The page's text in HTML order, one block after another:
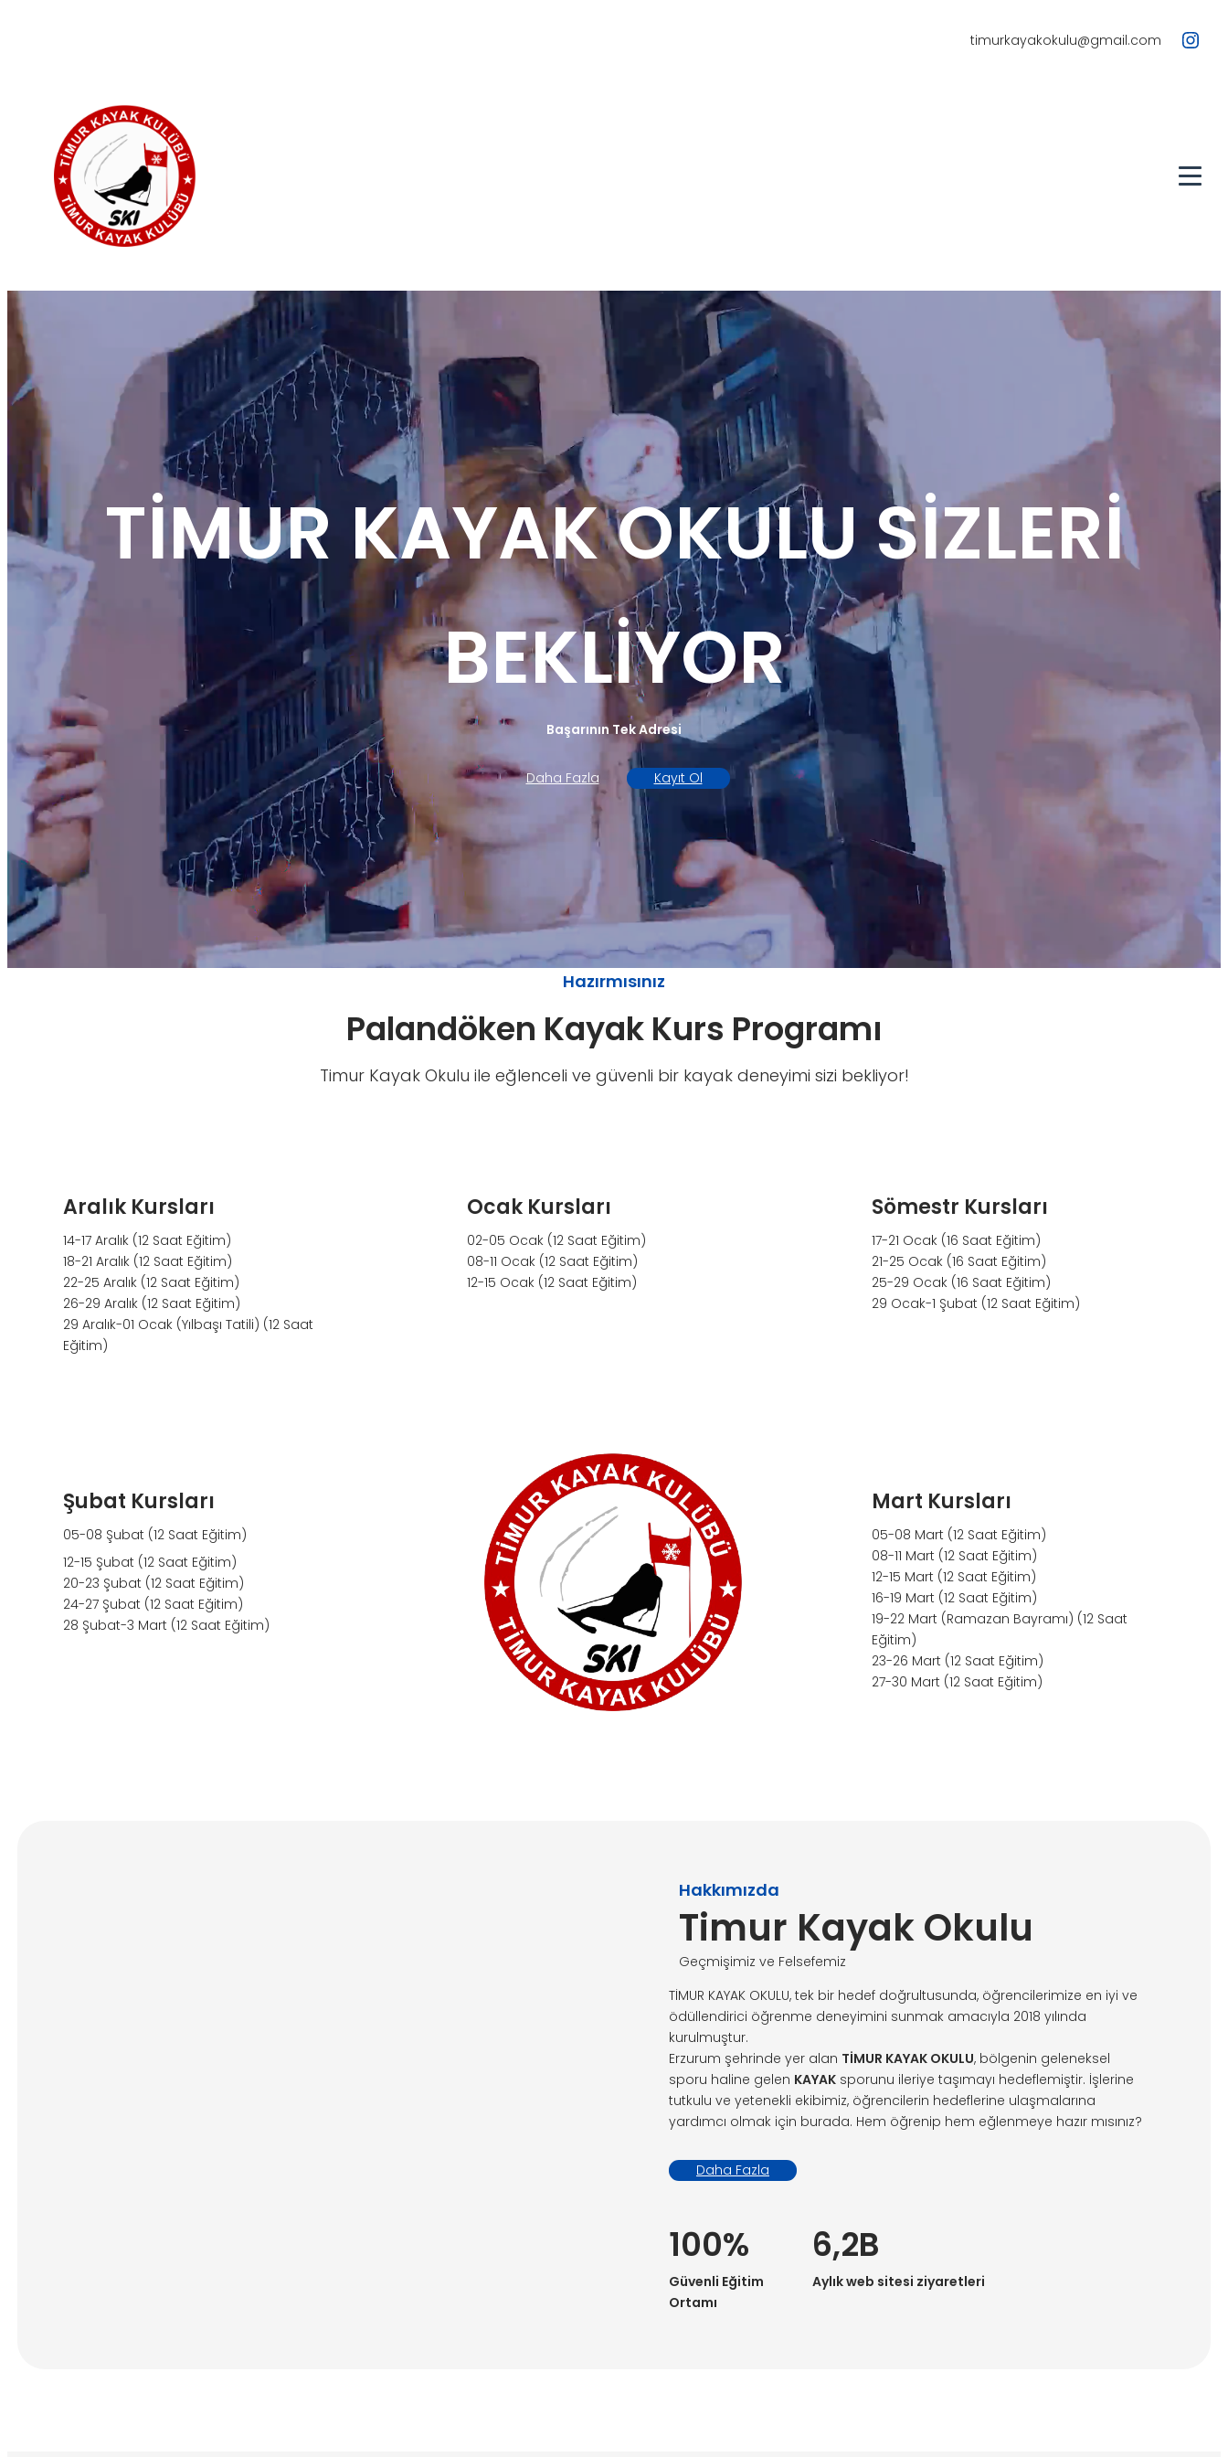
timurkayakokulu@gmail.com Instagram
TİMUR KAYAK OKULU SİZLERİ
BEKLİYOR
Başarının Tek Adresi
Daha Fazla Kayıt Ol
Hazırmısınız
Palandöken Kayak Kurs Programı
Timur Kayak Okulu ile eğlenceli ve güvenli bir kayak deneyimi sizi bekliyor!
Aralık Kursları
14-17 Aralık (12 Saat Eğitim)
18-21 Aralık (12 Saat Eğitim)
22-25 Aralık (12 Saat Eğitim)
26-29 Aralık (12 Saat Eğitim)
29 Aralık-01 Ocak (Yılbaşı Tatili) (12 Saat
Eğitim)
Ocak Kursları
02-05 Ocak (12 Saat Eğitim)
08-11 Ocak (12 Saat Eğitim)
12-15 Ocak (12 Saat Eğitim)
Sömestr Kursları
17-21 Ocak (16 Saat Eğitim)
21-25 Ocak (16 Saat Eğitim)
25-29 Ocak (16 Saat Eğitim)
29 Ocak-1 Şubat (12 Saat Eğitim)
Şubat Kursları
05-08 Şubat (12 Saat Eğitim)
12-15 Şubat (12 Saat Eğitim)
20-23 Şubat (12 Saat Eğitim)
24-27 Şubat (12 Saat Eğitim)
28 Şubat-3 Mart (12 Saat Eğitim)
Mart Kursları
05-08 Mart (12 Saat Eğitim)
08-11 Mart (12 Saat Eğitim)
12-15 Mart (12 Saat Eğitim)
16-19 Mart (12 Saat Eğitim)
19-22 Mart (Ramazan Bayramı) (12 Saat
Eğitim)
23-26 Mart (12 Saat Eğitim)
27-30 Mart (12 Saat Eğitim)
Hakkımızda
Timur Kayak Okulu
Geçmişimiz ve Felsefemiz
TİMUR KAYAK OKULU, tek bir hedef doğrultusunda, öğrencilerimize en iyi ve
ödüllendirici öğrenme deneyimini sunmak amacıyla 2018 yılında
kurulmuştur.
Erzurum şehrinde yer alan TİMUR KAYAK OKULU, bölgenin geleneksel
sporu haline gelen KAYAK sporunu ileriye taşımayı hedeflemiştir. İşlerine
tutkulu ve yetenekli ekibimiz, öğrencilerin hedeflerine ulaşmalarına
yardımcı olmak için burada. Hem öğrenip hem eğlenmeye hazır mısınız?
Daha Fazla
100%
Güvenli Eğitim
Ortamı
6,2B
Aylık web sitesi ziyaretleri